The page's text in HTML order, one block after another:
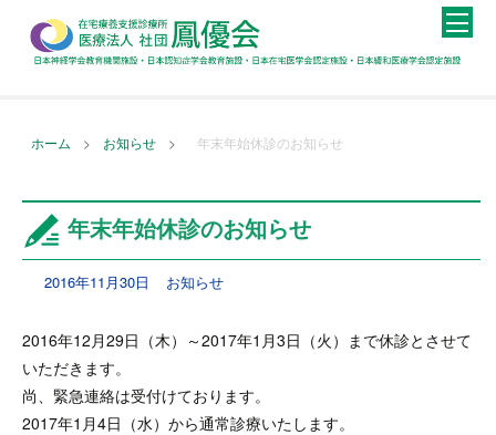
ホーム > お知らせ > 年末年始休診のお知らせ
年末年始休診のお知らせ
2016年11月30日 お知らせ
2016年12月29日（木）～2017年1月3日（火）まで休診とさせて
いただきます。
尚、緊急連絡は受付けております。
2017年1月4日（水）から通常診療いたします。